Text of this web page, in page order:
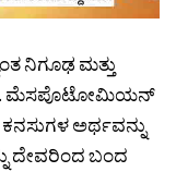
ನಿಗೂಢ ಮತ್ತು
ಮೆಸಪೊಟೋಮಿಯನ್
ಅರ್ಥವನ್ನು
ದೇವರಿಂದ ಬಂದ